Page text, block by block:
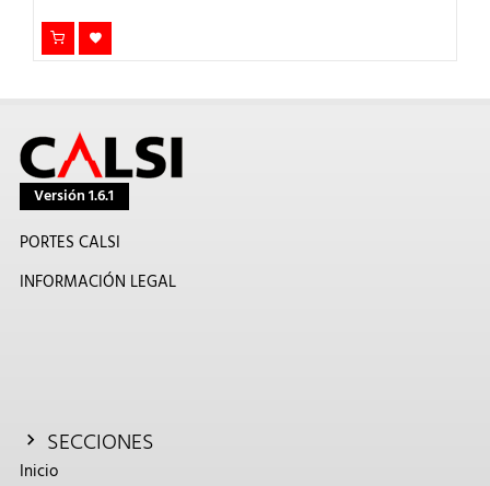
Versión 1.6.1
PORTES CALSI
INFORMACIÓN LEGAL
SECCIONES
Inicio